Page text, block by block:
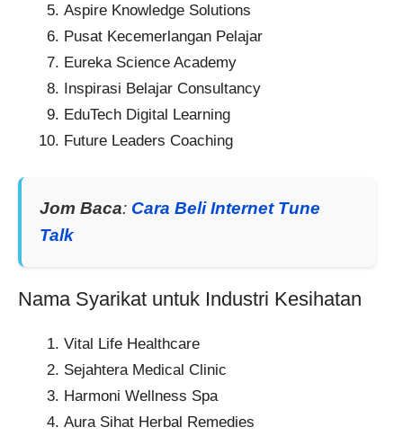
Aspire Knowledge Solutions
Pusat Kecemerlangan Pelajar
Eureka Science Academy
Inspirasi Belajar Consultancy
EduTech Digital Learning
Future Leaders Coaching
Jom Baca: Cara Beli Internet Tune
Talk
Nama Syarikat untuk Industri Kesihatan
Vital Life Healthcare
Sejahtera Medical Clinic
Harmoni Wellness Spa
Aura Sihat Herbal Remedies